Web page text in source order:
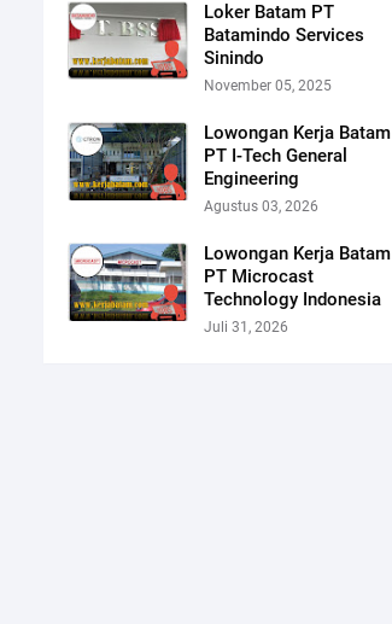
Loker Batam PT
Batamindo Services
Sinindo
November 05, 2025
Lowongan Kerja Batam
PT I-Tech General
Engineering
Agustus 03, 2026
Lowongan Kerja Batam
PT Microcast
Technology Indonesia
Juli 31, 2026